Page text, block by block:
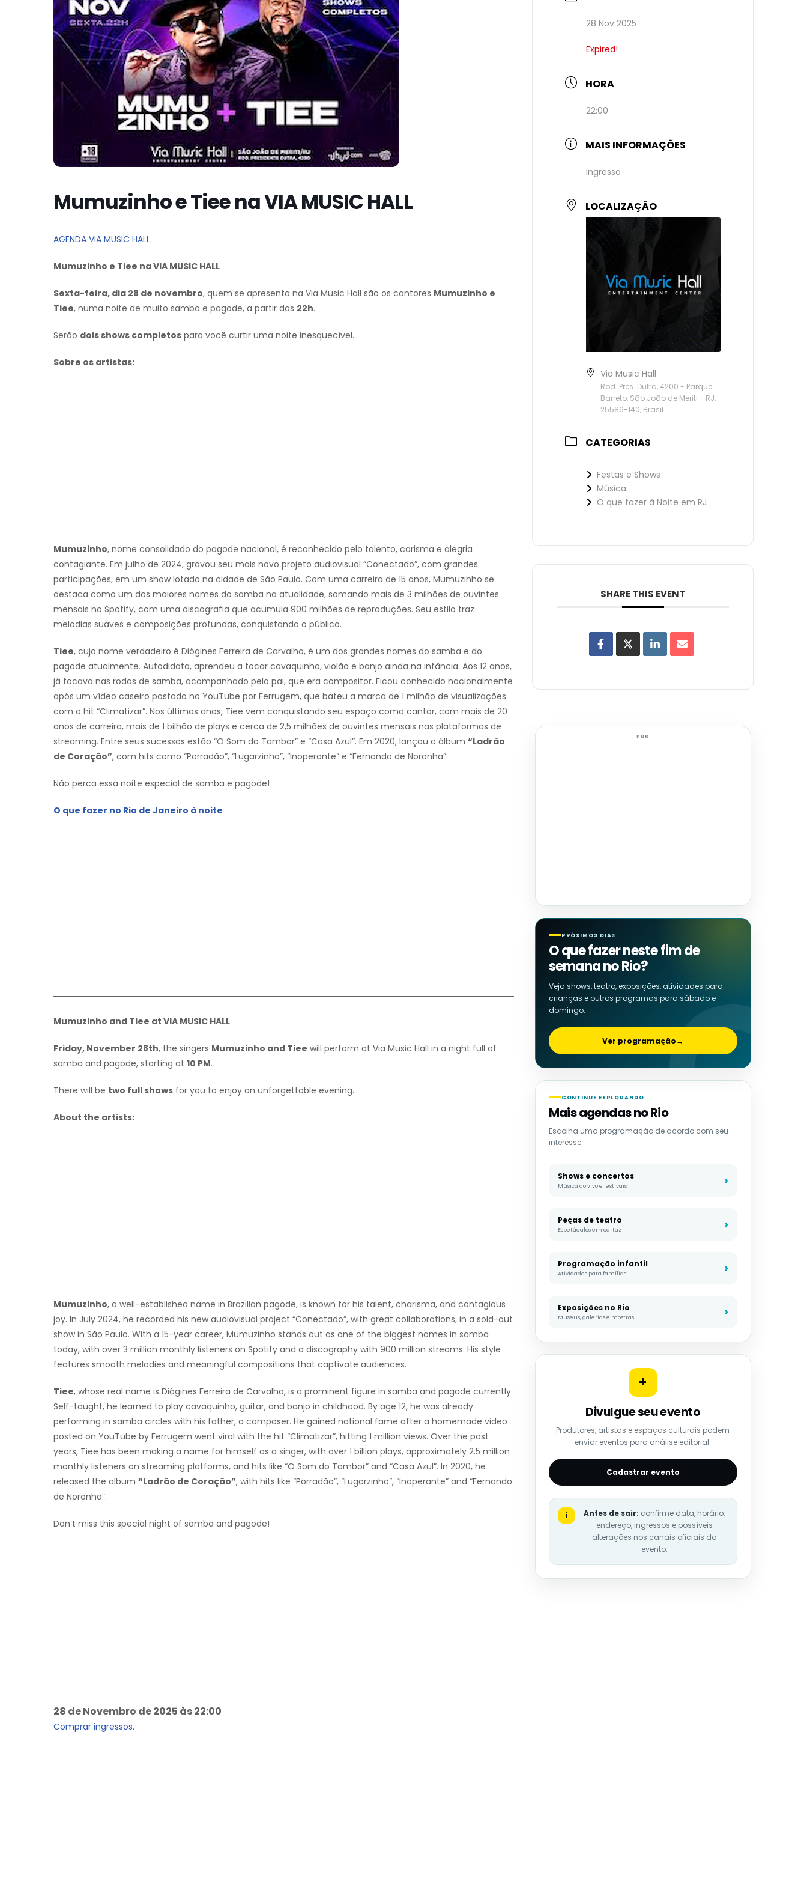
Mumuzinho e Tiee na VIA MUSIC HALL
AGENDA VIA MUSIC HALL
Mumuzinho e Tiee na VIA MUSIC HALL
Sexta-feira, dia 28 de novembro, quem se apresenta na Via Music Hall são os cantores Mumuzinho e
Tiee, numa noite de muito samba e pagode, a partir das 22h.
Serão dois shows completos para você curtir uma noite inesquecível.
Sobre os artistas:
Mumuzinho, nome consolidado do pagode nacional, é reconhecido pelo talento, carisma e alegria
contagiante. Em julho de 2024, gravou seu mais novo projeto audiovisual “Conectado”, com grandes
participações, em um show lotado na cidade de São Paulo. Com uma carreira de 15 anos, Mumuzinho se
destaca como um dos maiores nomes do samba na atualidade, somando mais de 3 milhões de ouvintes
mensais no Spotify, com uma discografia que acumula 900 milhões de reproduções. Seu estilo traz
melodias suaves e composições profundas, conquistando o público.
Tiee, cujo nome verdadeiro é Diógines Ferreira de Carvalho, é um dos grandes nomes do samba e do
pagode atualmente. Autodidata, aprendeu a tocar cavaquinho, violão e banjo ainda na infância. Aos 12 anos,
já tocava nas rodas de samba, acompanhado pelo pai, que era compositor. Ficou conhecido nacionalmente
após um vídeo caseiro postado no YouTube por Ferrugem, que bateu a marca de 1 milhão de visualizações
com o hit “Climatizar”. Nos últimos anos, Tiee vem conquistando seu espaço como cantor, com mais de 20
anos de carreira, mais de 1 bilhão de plays e cerca de 2,5 milhões de ouvintes mensais nas plataformas de
streaming. Entre seus sucessos estão “O Som do Tambor” e “Casa Azul”. Em 2020, lançou o álbum “Ladrão
de Coração”, com hits como “Porradão”, “Lugarzinho”, “Inoperante” e “Fernando de Noronha”.
Não perca essa noite especial de samba e pagode!
O que fazer no Rio de Janeiro à noite
Mumuzinho and Tiee at VIA MUSIC HALL
Friday, November 28th, the singers Mumuzinho and Tiee will perform at Via Music Hall in a night full of
samba and pagode, starting at 10 PM.
There will be two full shows for you to enjoy an unforgettable evening.
About the artists:
Mumuzinho, a well-established name in Brazilian pagode, is known for his talent, charisma, and contagious
joy. In July 2024, he recorded his new audiovisual project “Conectado”, with great collaborations, in a sold-out
show in São Paulo. With a 15-year career, Mumuzinho stands out as one of the biggest names in samba
today, with over 3 million monthly listeners on Spotify and a discography with 900 million streams. His style
features smooth melodies and meaningful compositions that captivate audiences.
Tiee, whose real name is Diógines Ferreira de Carvalho, is a prominent figure in samba and pagode currently.
Self-taught, he learned to play cavaquinho, guitar, and banjo in childhood. By age 12, he was already
performing in samba circles with his father, a composer. He gained national fame after a homemade video
posted on YouTube by Ferrugem went viral with the hit “Climatizar”, hitting 1 million views. Over the past
years, Tiee has been making a name for himself as a singer, with over 1 billion plays, approximately 2.5 million
monthly listeners on streaming platforms, and hits like “O Som do Tambor” and “Casa Azul”. In 2020, he
released the album “Ladrão de Coração”, with hits like “Porradão”, “Lugarzinho”, “Inoperante” and “Fernando
de Noronha”.
Don’t miss this special night of samba and pagode!
28 de Novembro de 2025 às 22:00
Comprar ingressos.
28 Nov 2025
Expired!
HORA
22:00
MAIS INFORMAÇÕES
Ingresso
LOCALIZAÇÃO
Via Music Hall
Rod. Pres. Dutra, 4200 - Parque
Barreto, São João de Meriti - RJ,
25586-140, Brasil
CATEGORIAS
Festas e Shows
Música
O que fazer à Noite em RJ
SHARE THIS EVENT
PUB
PRÓXIMOS DIAS
O que fazer neste fim de
semana no Rio?
Veja shows, teatro, exposições, atividades para
crianças e outros programas para sábado e
domingo.
Ver programação→
CONTINUE EXPLORANDO
Mais agendas no Rio
Escolha uma programação de acordo com seu
interesse.
Shows e concertos
Música ao vivo e festivais
Peças de teatro
Espetáculos em cartaz
Programação infantil
Atividades para famílias
Exposições no Rio
Museus, galerias e mostras
+
Divulgue seu evento
Produtores, artistas e espaços culturais podem
enviar eventos para análise editorial.
Cadastrar evento
i Antes de sair: confirme data, horário,
endereço, ingressos e possíveis
alterações nos canais oficiais do
evento.